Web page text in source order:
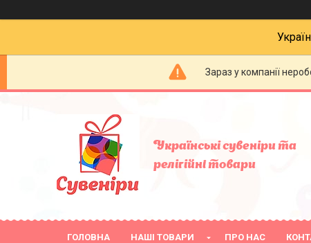
Зараз у компанії
Українські сувеніри та
релігійнi товари
ГОЛОВНА НАШІ ТОВАРИ ПРО НАС